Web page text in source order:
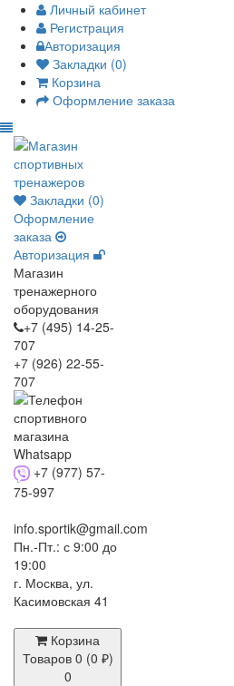
Личный кабинет
Регистрация
Авторизация
Закладки (0)
Корзина
Оформление заказа
Закладки (0)
Оформление
заказа
Авторизация
Магазин
тренажерного
оборудования
+7 (495) 14-25-
707
+7 (926) 22-55-
707
+7 (977) 57-
75-997
info.sportik@gmail.com
Пн.-Пт.: с 9:00 до
19:00
г. Москва, ул.
Касимовская 41
Корзина
Товаров 0 (0 ₽)
0